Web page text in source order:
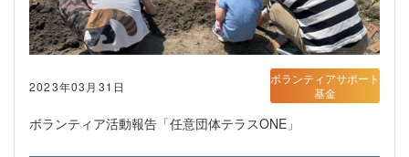
2023年03月31日
ボランティア活動報告「任意団体テラスONE」
ボランティアサポート
基金